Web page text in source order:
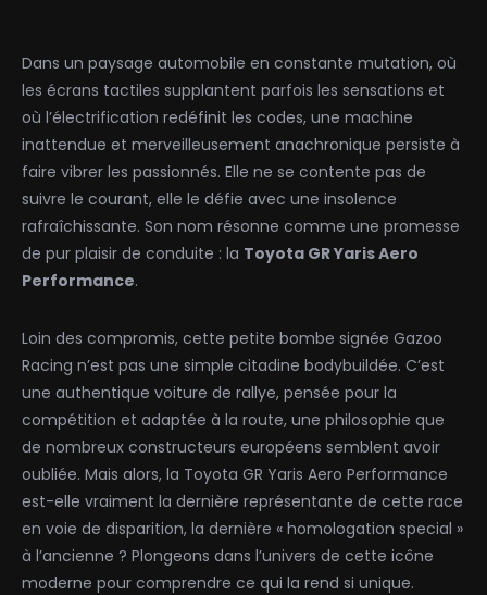
Dans un paysage automobile en constante mutation, où
les écrans tactiles supplantent parfois les sensations et
où l’électrification redéfinit les codes, une machine
inattendue et merveilleusement anachronique persiste à
faire vibrer les passionnés. Elle ne se contente pas de
suivre le courant, elle le défie avec une insolence
rafraîchissante. Son nom résonne comme une promesse
de pur plaisir de conduite : la Toyota GR Yaris Aero
Performance.
Loin des compromis, cette petite bombe signée Gazoo
Racing n’est pas une simple citadine bodybuildée. C’est
une authentique voiture de rallye, pensée pour la
compétition et adaptée à la route, une philosophie que
de nombreux constructeurs européens semblent avoir
oubliée. Mais alors, la Toyota GR Yaris Aero Performance
est-elle vraiment la dernière représentante de cette race
en voie de disparition, la dernière « homologation special »
à l’ancienne ? Plongeons dans l’univers de cette icône
moderne pour comprendre ce qui la rend si unique.